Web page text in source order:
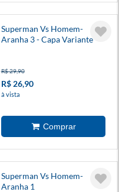
Superman Vs Homem-
Aranha 3 - Capa Variante
R$ 29,90
R$ 26,90
à vista
Superman Vs Homem-
Aranha 1